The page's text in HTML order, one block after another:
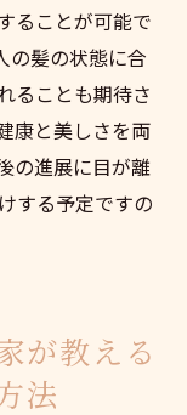
ることが可能で
の髪の状態に合
ることも期待さ
康と美しさを両
の進展に目が離
する予定ですの
が教える
法